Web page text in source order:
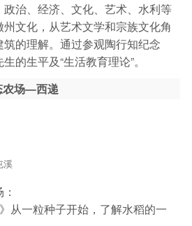
政治、经济、文化、艺术、水利等
文化，从艺术文学和宗族文化角
的理解。通过参观陶行知纪念
的生平及“生活教育理论”。
农场—西递
溪
从一粒种子开始，了解水稻的一